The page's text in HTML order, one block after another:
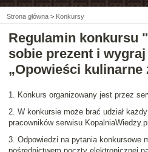
Strona główna > Konkursy
Regulamin konkursu
sobie prezent i wygraj
„Opowieści kulinarne
1. Konkurs organizowany jest przez
2. W konkursie może brać udział
pracowników serwisu
3. Odpowiedzi na pytania konkursowe